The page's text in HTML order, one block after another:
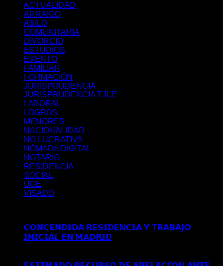
ACTUALIDAD
ARRAIGO
ASILO
COMUNITARIA
DIVORCIO
ESTUDIOS
EVENTO
FAMILIAR
FORMACIÓN
JURISPRUDENCIA
JURISPRUDENCIA TJUE
LABORAL
LOGROS
MENORES
NACIONALIDAD
NO LUCRATIVA
NÓMADA DIGITAL
NOTARIO
RESIDENCIA
SOCIAL
UGE
VISADO
𝗖𝗢𝗡𝗖𝗘𝗡𝗗𝗜𝗗𝗔 𝗥𝗘𝗦𝗜𝗗𝗘𝗡𝗖𝗜𝗔 𝗬 𝗧𝗥𝗔𝗕𝗔𝗝𝗢
𝗜𝗡𝗜𝗖𝗜𝗔𝗟 𝗘𝗡 𝗠𝗔𝗗𝗥𝗜𝗗